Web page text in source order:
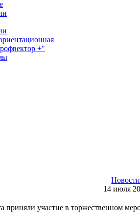
+"
Новости
14 июля
приняли участие в торжественном